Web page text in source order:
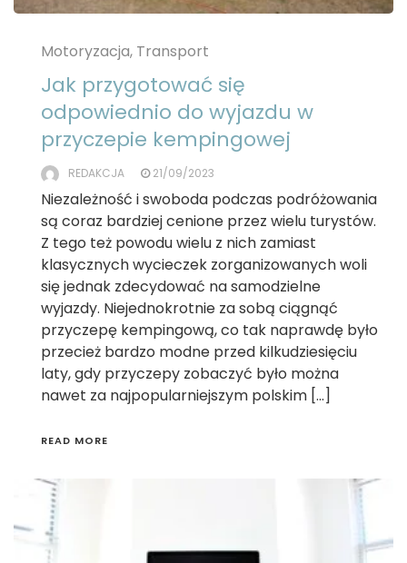
Motoryzacja, Transport
Jak przygotować się
odpowiednio do wyjazdu w
przyczepie kempingowej
REDAKCJA 21/09/2023
Niezależność i swoboda podczas podróżowania
są coraz bardziej cenione przez wielu turystów.
Z tego też powodu wielu z nich zamiast
klasycznych wycieczek zorganizowanych woli
się jednak zdecydować na samodzielne
wyjazdy. Niejednokrotnie za sobą ciągnąć
przyczepę kempingową, co tak naprawdę było
przecież bardzo modne przed kilkudziesięciu
laty, gdy przyczepy zobaczyć było można
nawet za najpopularniejszym polskim […]
READ MORE